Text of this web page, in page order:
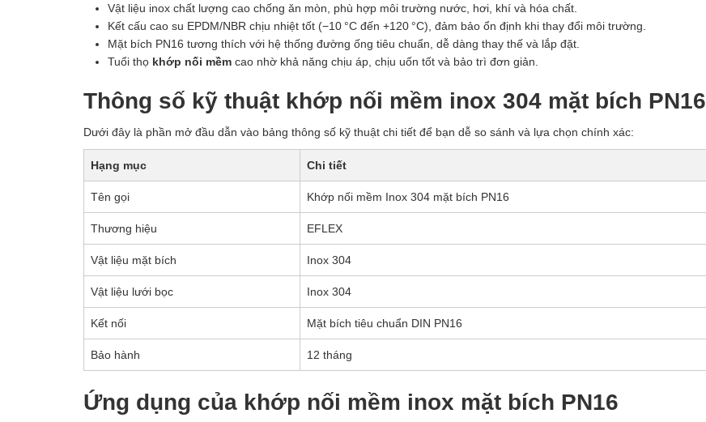
Vật liệu inox chất lượng cao chống ăn mòn, phù hợp môi trường nước, hơi, khí và hóa chất.
Kết cấu cao su EPDM/NBR chịu nhiệt tốt (−10 °C đến +120 °C), đảm bảo ổn định khi thay đổi môi trường.
Mặt bích PN16 tương thích với hệ thống đường ống tiêu chuẩn, dễ dàng thay thế và lắp đặt.
Tuổi thọ khớp nối mềm cao nhờ khả năng chịu áp, chịu uốn tốt và bảo trì đơn giản.
Thông số kỹ thuật khớp nối mềm inox 304 mặt bích PN16
Dưới đây là phần mở đầu dẫn vào bảng thông số kỹ thuật chi tiết để bạn dễ so sánh và lựa chọn chính xác:
Hạng mục Chi tiết
Tên gọi Khớp nối mềm Inox 304 mặt bích PN16
Thương hiệu EFLEX
Vật liệu mặt bích Inox 304
Vật liệu lưới bọc Inox 304
Kết nối Mặt bích tiêu chuẩn DIN PN16
Bảo hành 12 tháng
Ứng dụng của khớp nối mềm inox mặt bích PN16